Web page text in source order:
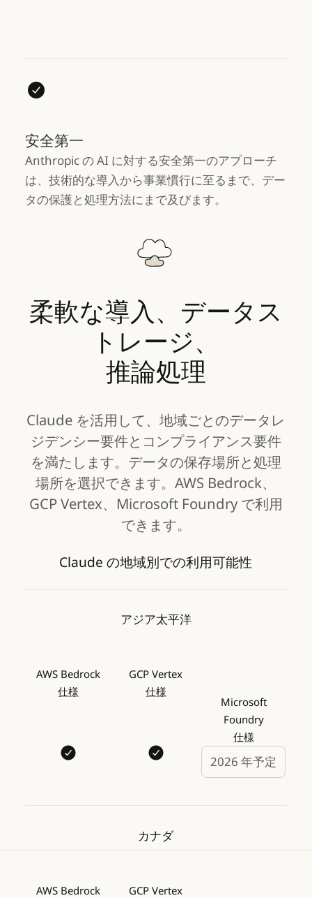
安全第一
Anthropic の AI に対する安全第一のアプローチ
は、技術的な導入から事業慣行に至るまで、デー
タの保護と処理方法にまで及びます。
柔軟な導入、データス
トレージ、
推論処理
Claude を活用して、地域ごとのデータレ
ジデンシー要件とコンプライアンス要件
を満たします。データの保存場所と処理
場所を選択できます。AWS Bedrock、
GCP Vertex、Microsoft Foundry で利用
できます。
Claude の地域別での利用可能性
アジア太平洋
AWS Bedrock
仕様
GCP Vertex
仕様
Microsoft
Foundry
仕様
2026 年予定
カナダ
AWS Bedrock
GCP Vertex